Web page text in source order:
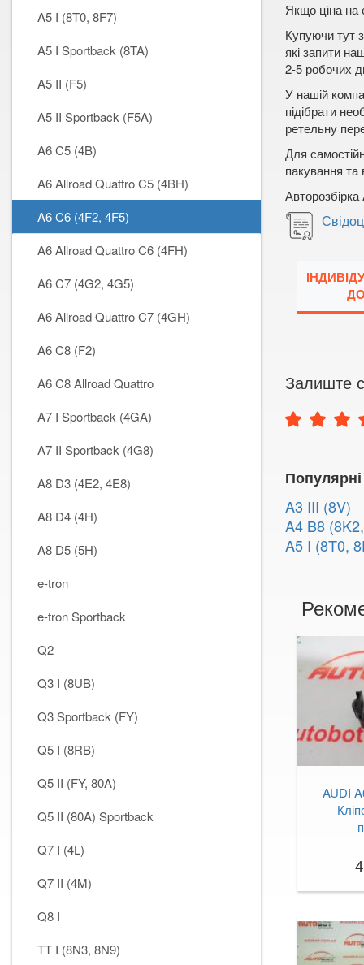
A5 I (8T0, 8F7)
A5 I Sportback (8TA)
A5 II (F5)
A5 II Sportback (F5A)
A6 C5 (4B)
A6 Allroad Quattro C5 (4BH)
A6 C6 (4F2, 4F5)
A6 Allroad Quattro C6 (4FH)
A6 C7 (4G2, 4G5)
A6 Allroad Quattro C7 (4GH)
A6 C8 (F2)
A6 C8 Allroad Quattro
A7 I Sportback (4GA)
A7 II Sportback (4G8)
A8 D3 (4E2, 4E8)
A8 D4 (4H)
A8 D5 (5H)
e-tron
e-tron Sportback
Q2
Q3 I (8UB)
Q3 Sportback (FY)
Q5 I (8RB)
Q5 II (FY, 80A)
Q5 II (80A) Sportback
Q7 I (4L)
Q7 II (4M)
Q8 I
TT I (8N3, 8N9)
Якщо ціна на
Купуючи тут
які запити
2-5 робочих
У нашій
підібрати
ретельну
Для
пакування
Залиште
Популярні
A3 III (8V)
A4 B8
A5 I (8T0,
AUDI